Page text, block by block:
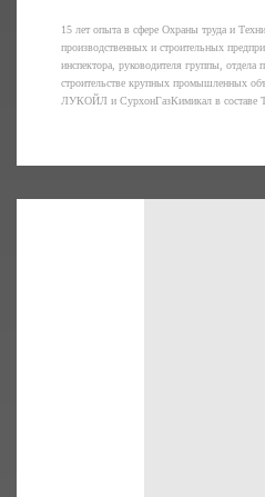
15 лет опыта в сфере Охраны труда и
производственных и строительных
инспектора, руководителя группы,
строительстве крупных промышленных
ЛУКОЙЛ и СурхонГазКимикал в составе